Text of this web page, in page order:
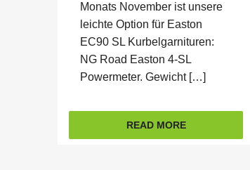
Monats November ist unsere
leichte Option für Easton
EC90 SL Kurbelgarnituren:
NG Road Easton 4-SL
Powermeter. Gewicht […]
READ MORE